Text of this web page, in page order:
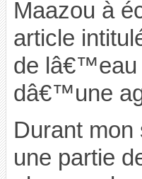
Maazou à
article
de lâ€™eau
dâ€™une
Durant mon
une partie